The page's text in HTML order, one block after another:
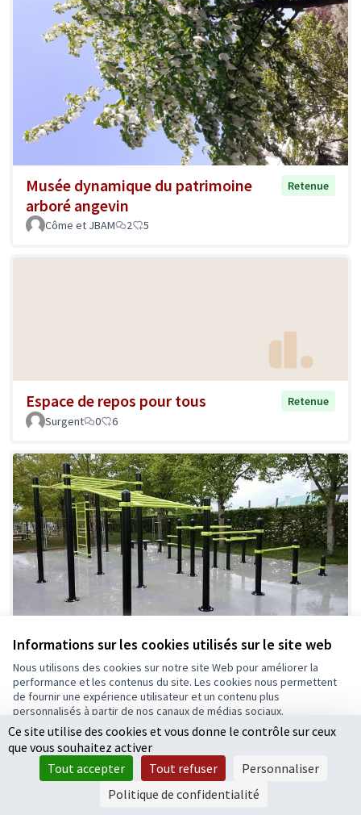
Informations sur les cookies utilisés sur le site web
Nous utilisons des cookies sur notre site Web pour améliorer la
performance et les contenus du site. Les cookies nous permettent
de fournir une expérience utilisateur et un contenu plus
personnalisés à partir de nos canaux de médias sociaux.
Tout accepter
Accepter seulement les cookies essentiels
Paramètres
Musée dynamique du patrimoine
arboré angevin
Retenue
Côme et JBAM 2 5
Espace de repos pour tous
Retenue
Surgent
0 6
Espace fitness lanière verte
Retenue
Trabelsi Radhouane
0 1
Ce site utilise des cookies et vous donne le contrôle sur ceux
que vous souhaitez activer
Tout accepter
Tout refuser
Personnaliser
Politique de confidentialité